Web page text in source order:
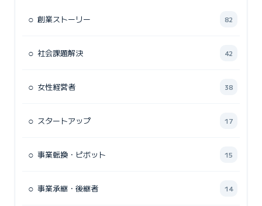
○ 創業ストーリー 82
○ 社会課題解決 42
○ 女性経営者 38
○ スタートアップ 17
○ 事業転換・ピボット 15
○ 事業承継・後継者 14